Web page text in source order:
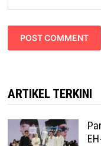
ARTIKEL TERKINI